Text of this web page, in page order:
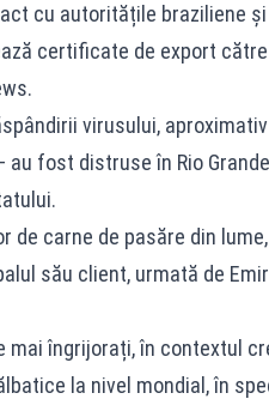
cu autoritățile braziliene
certificate de export
virusului,
fost distruse în Rio
de carne de pasăre din
său client, urmată de
mai îngrijorați, în contextul
la nivel mondial, în